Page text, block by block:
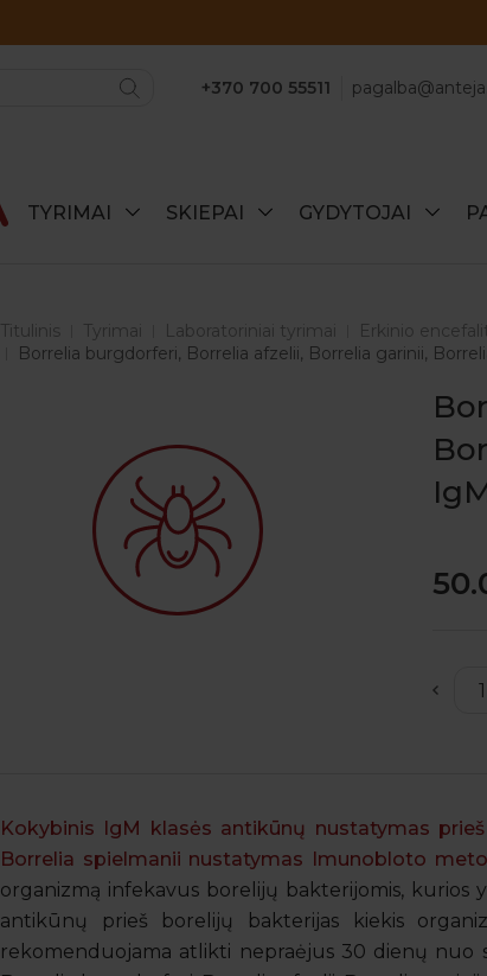
+370 700 55511
TYRIMAI SKIEPAI GYDYTOJAI
Titulinis Tyrimai Laboratoriniai tyrimai
Erkinio
Borrelia burgdorferi, Borrelia afzelii, Borrelia garinii,
Kokybinis IgM klasės antikūnų nustatymas
Borrelia spielmanii nustatymas Imunobloto
organizmą infekavus borelijų bakterijomis, kurios
antikūnų prieš borelijų bakterijas kiekis
rekomenduojama atlikti nepraėjus 30 dienų nuo